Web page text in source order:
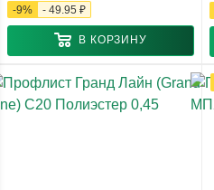
-9% - 49.95 ₽
В КОРЗИНУ